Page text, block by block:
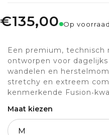
€135,00 Op voorraad
Een premium, technisch
ontworpen voor
wandelen en
stretchy en extreem
kenmerkende
Maat kiezen